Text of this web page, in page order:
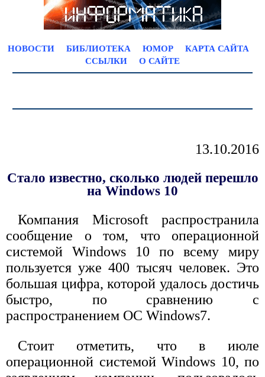
НОВОСТИ БИБЛИОТЕКА ЮМОР
КАРТА САЙТА
ССЫЛКИ
О САЙТЕ
13.10.2016
Стало известно, сколько людей перешло
на Windows 10
Компания Microsoft распространила
сообщение о том, что операционной
системой Windows 10 по всему миру
пользуется уже 400 тысяч человек. Это
большая цифра, которой удалось достичь
быстро, по сравнению с
распространением ОС Windows7.
Стоит отметить, что в июле
операционной системой Windows 10, по